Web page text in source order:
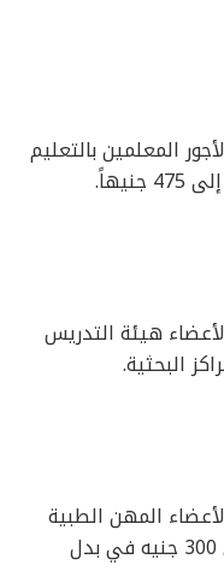
لأجور المعلمين بالتعليم
لأعضاء هيئة التدريس
البحثية.
لأعضاء المهن الطبية
وهيئات التمريض تتراوح من 250 إلى 300 جنيه في بدل